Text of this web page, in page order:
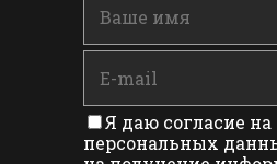
Я даю согласие на
персональных